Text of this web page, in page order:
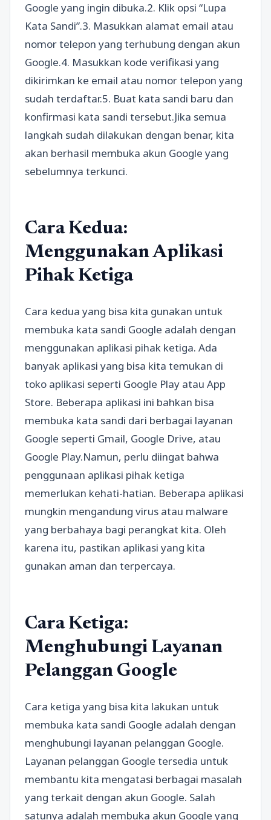
Google yang ingin dibuka.2. Klik opsi “Lupa
Kata Sandi”.3. Masukkan alamat email atau
nomor telepon yang terhubung dengan akun
Google.4. Masukkan kode verifikasi yang
dikirimkan ke email atau nomor telepon yang
sudah terdaftar.5. Buat kata sandi baru dan
konfirmasi kata sandi tersebut.Jika semua
langkah sudah dilakukan dengan benar, kita
akan berhasil membuka akun Google yang
sebelumnya terkunci.
Cara Kedua:
Menggunakan Aplikasi
Pihak Ketiga
Cara kedua yang bisa kita gunakan untuk
membuka kata sandi Google adalah dengan
menggunakan aplikasi pihak ketiga. Ada
banyak aplikasi yang bisa kita temukan di
toko aplikasi seperti Google Play atau App
Store. Beberapa aplikasi ini bahkan bisa
membuka kata sandi dari berbagai layanan
Google seperti Gmail, Google Drive, atau
Google Play.Namun, perlu diingat bahwa
penggunaan aplikasi pihak ketiga
memerlukan kehati-hatian. Beberapa aplikasi
mungkin mengandung virus atau malware
yang berbahaya bagi perangkat kita. Oleh
karena itu, pastikan aplikasi yang kita
gunakan aman dan terpercaya.
Cara Ketiga:
Menghubungi Layanan
Pelanggan Google
Cara ketiga yang bisa kita lakukan untuk
membuka kata sandi Google adalah dengan
menghubungi layanan pelanggan Google.
Layanan pelanggan Google tersedia untuk
membantu kita mengatasi berbagai masalah
yang terkait dengan akun Google. Salah
satunya adalah membuka akun Google yang